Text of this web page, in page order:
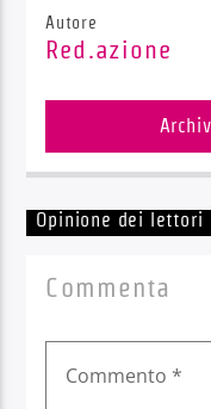
Autore
Red.azione
Opinione dei lettori
Commenta